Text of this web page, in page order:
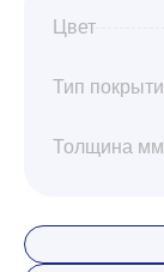
Цвет
Тип
Толщина мм